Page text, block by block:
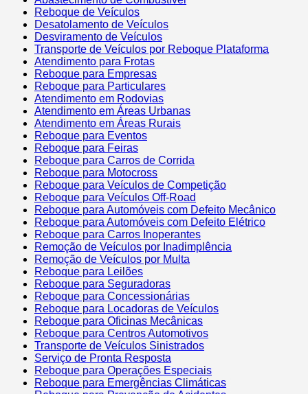
Reboque de Veículos
Desatolamento de Veículos
Desviramento de Veículos
Transporte de Veículos por Reboque Plataforma
Atendimento para Frotas
Reboque para Empresas
Reboque para Particulares
Atendimento em Rodovias
Atendimento em Áreas Urbanas
Atendimento em Áreas Rurais
Reboque para Eventos
Reboque para Feiras
Reboque para Carros de Corrida
Reboque para Motocross
Reboque para Veículos de Competição
Reboque para Veículos Off-Road
Reboque para Automóveis com Defeito Mecânico
Reboque para Automóveis com Defeito Elétrico
Reboque para Carros Inoperantes
Remoção de Veículos por Inadimplência
Remoção de Veículos por Multa
Reboque para Leilões
Reboque para Seguradoras
Reboque para Concessionárias
Reboque para Locadoras de Veículos
Reboque para Oficinas Mecânicas
Reboque para Centros Automotivos
Transporte de Veículos Sinistrados
Serviço de Pronta Resposta
Reboque para Operações Especiais
Reboque para Emergências Climáticas